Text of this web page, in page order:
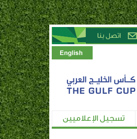
تسجيل الإعلاميين